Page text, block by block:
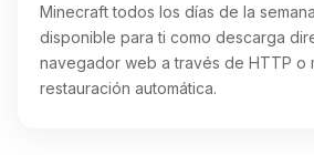
Minecraft todos los días de la
disponible para ti como descarga
navegador web a través de HTTP o
restauración automática.